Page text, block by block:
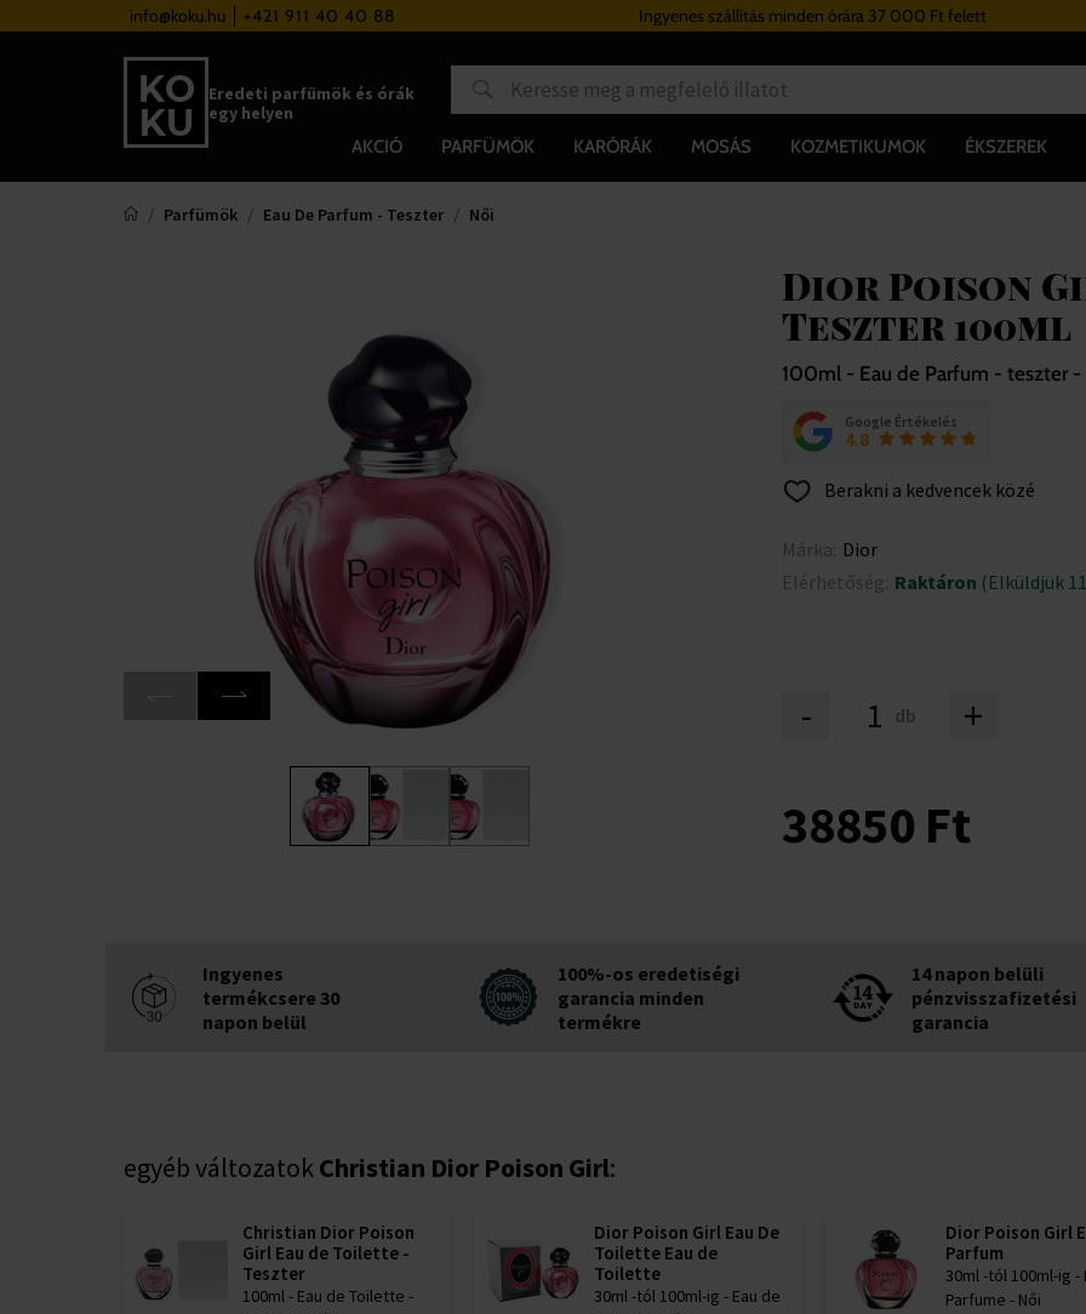
info@koku.hu +421 911 40 40 88
Hűségrendszer Ingyenes szállítás minden órára 37 000 Ft felett
Eredeti parfümök és órák
egy helyen
AKCIÓ PARFÜMÖK KARÓRÁK MOSÁS KOZMETIKUMOK ÉKSZEREK
Parfümök Eau De Parfum - Teszter Női
Dior Poison
Teszter 100ml
100ml - Eau de Parfum - teszter -
Google Értékelés
4.8
Berakni a kedvencek közé
Márka: Dior
Elérhetőség: Raktáron (Elküldjük
- db +
38850 Ft
Ingyenes
termékcsere 30
napon belül
100%-os eredetiségi
garancia minden
termékre
14 napon belüli
pénzvisszafizetési
garancia
egyéb változatok Christian Dior Poison Girl:
Christian Dior Poison
Girl Eau de Toilette -
Teszter
100ml - Eau de Toilette -
Dior Poison Girl Eau De
Toilette Eau de
Toilette
30ml -tól 100ml-ig - Eau de
Dior Poison Girl
Parfum
30ml -tól 100ml-ig -
Parfume - Női